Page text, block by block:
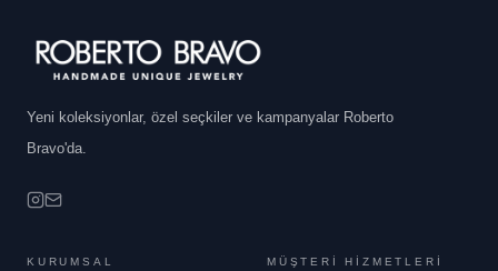
Yeni koleksiyonlar, özel seçkiler ve kampanyalar Roberto
Bravo'da.
KURUMSAL MÜŞTERİ HİZMETLERİ